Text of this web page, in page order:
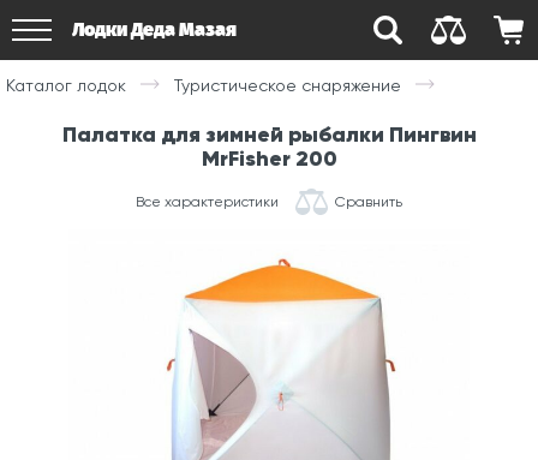
Лодки Деда Мазая
Каталог лодок Туристическое снаряжение
Палатка для зимней рыбалки Пингвин
MrFisher 200
Все характеристики Сравнить